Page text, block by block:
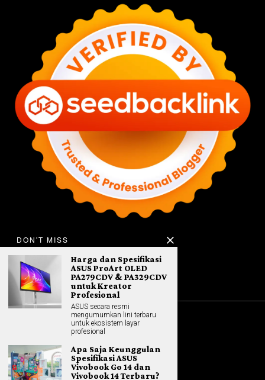
All rights reserved. Hybrid.co.id
GADGET
DON'T MISS
Harga dan Spesifikasi
ASUS ProArt OLED
PA279CDV & PA329CDV
untuk Kreator
Profesional
ASUS secara resmi
mengumumkan lini terbaru
untuk ekosistem layar
profesional
Apa Saja Keunggulan
Spesifikasi ASUS
Vivobook Go 14 dan
Vivobook 14 Terbaru?